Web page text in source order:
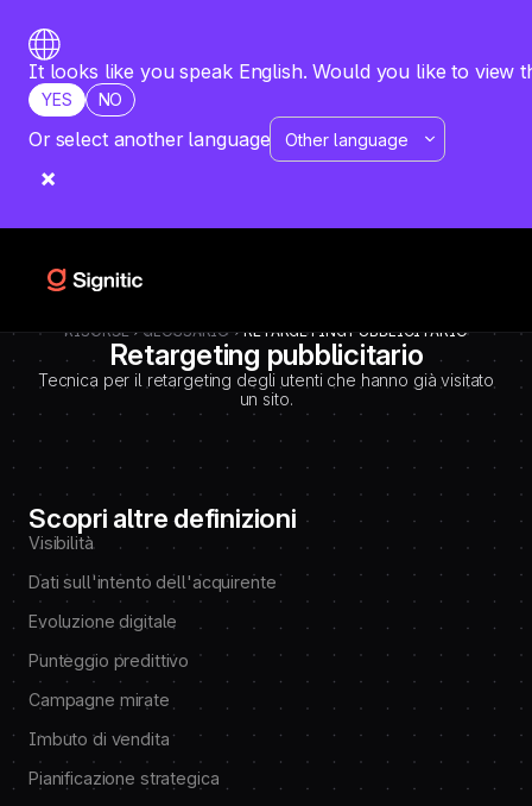
DEBUT CODE E - TEMPLATE CMS DEFINITIONS / LEXIQUE
Emplacement Webflow: Template CMS Definitions > Page settings >
Custom code > Inside tag
It looks like you speak English. Would you like to view
YES NO
Or select another language
RISORSE GLOSSARIO RETARGETING PUBBLICITARIO
Retargeting pubblicitario
Tecnica per il retargeting degli utenti che hanno già visitato
un sito.
Scopri altre definizioni
Visibilità
Dati sull'intento dell'acquirente
Evoluzione digitale
Punteggio predittivo
Campagne mirate
Imbuto di vendita
Pianificazione strategica